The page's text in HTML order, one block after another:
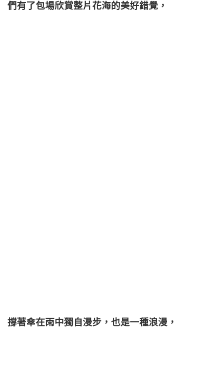
們有了包場欣賞整片花海的美好錯覺，
撐著傘在雨中獨自漫步，也是一種浪漫，